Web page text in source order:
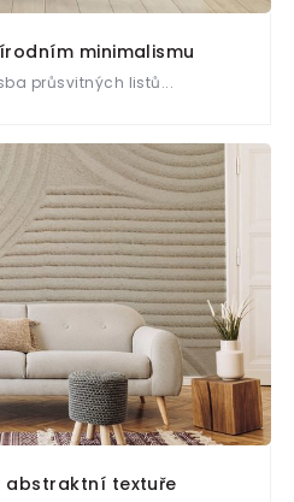
minimalismu
průsvitných listů...
abstraktní textuře